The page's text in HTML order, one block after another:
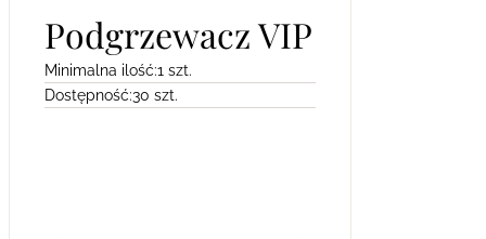
Podgrzewacz VIP
Minimalna ilość:1 szt.
Dostępność:30 szt.